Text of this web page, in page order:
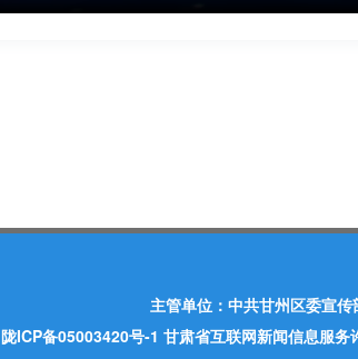
主管单位：中共甘州区委宣
陇ICP备05003420号-1 甘肃省互联网新闻信息服